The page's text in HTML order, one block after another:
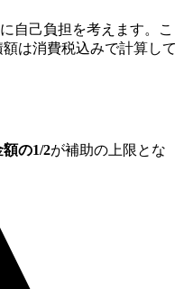
自己負担を考えます。こ
は消費税込みで計算して
の1/2が補助の上限とな